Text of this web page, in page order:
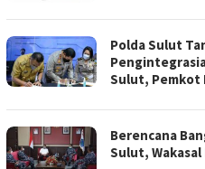
Polda Sulut
Sulut, Pemkot
Berencana
Sulut,